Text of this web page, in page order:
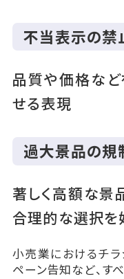
不当表示の禁
品質や価格など
せる表現
過大景品の規
著しく高額な景
合理的な選択を
小売業におけるチラ
ペーン告知など、す